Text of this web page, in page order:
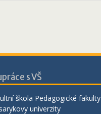
s VŠ
škola Pedagogické fakulty
univerzity